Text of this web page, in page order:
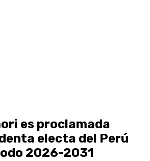
es proclamada
electa del Perú
2026-2031